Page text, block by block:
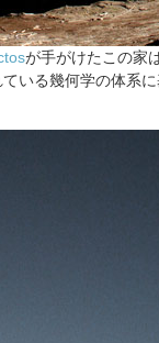
が手がけたこの家
いる幾何学の体系